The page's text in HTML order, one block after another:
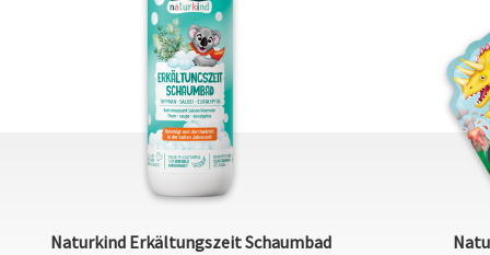
Naturkind Erkältungszeit Schaumbad